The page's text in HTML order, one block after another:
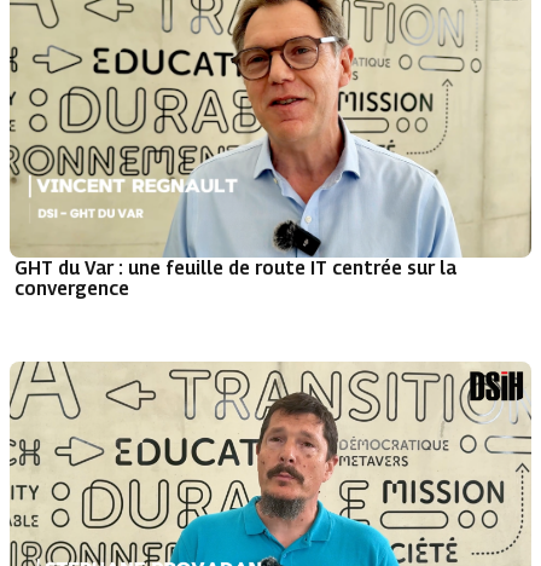
GHT du Var : une feuille de route IT centrée sur la
convergence